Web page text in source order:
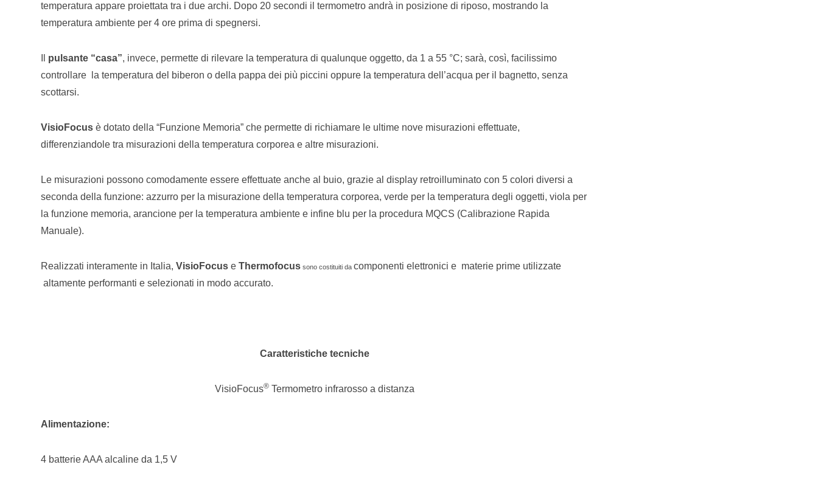
temperatura appare proiettata tra i due archi. Dopo 20 secondi il termometro andrà in posizione di riposo, mostrando la
temperatura ambiente per 4 ore prima di spegnersi.
pulsante “casa”, invece, permette di rilevare la temperatura di qualunque oggetto, da 1 a 55 °C; sarà, così, facilissimo
controllare la temperatura del biberon o della pappa dei più piccini oppure la temperatura dell’acqua per il bagnetto, senza
scottarsi.
VisioFocus è dotato della “Funzione Memoria” che permette di richiamare le ultime nove misurazioni effettuate,
differenziandole tra misurazioni della temperatura corporea e altre misurazioni.
Le misurazioni possono comodamente essere effettuate anche al buio, grazie al display retroilluminato con 5 colori diversi a
seconda della funzione: azzurro per la misurazione della temperatura corporea, verde per la temperatura degli oggetti, viola per
la funzione memoria, arancione per la temperatura ambiente e infine blu per la procedura MQCS (Calibrazione Rapida
Manuale).
Realizzati interamente in Italia, VisioFocus e Thermofocus sono costituiti da componenti elettronici e materie prime utilizzate
altamente performanti e selezionati in modo accurato.
Caratteristiche tecniche
VisioFocus® Termometro infrarosso a distanza
Alimentazione:
4 batterie AAA alcaline da 1,5 V